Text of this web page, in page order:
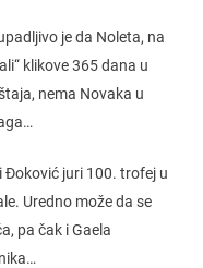
je da Noleta, na
klikove 365 dana u
nema Novaka u
Đoković juri 100. trofej u
Uredno može da se
pa čak i Gaela